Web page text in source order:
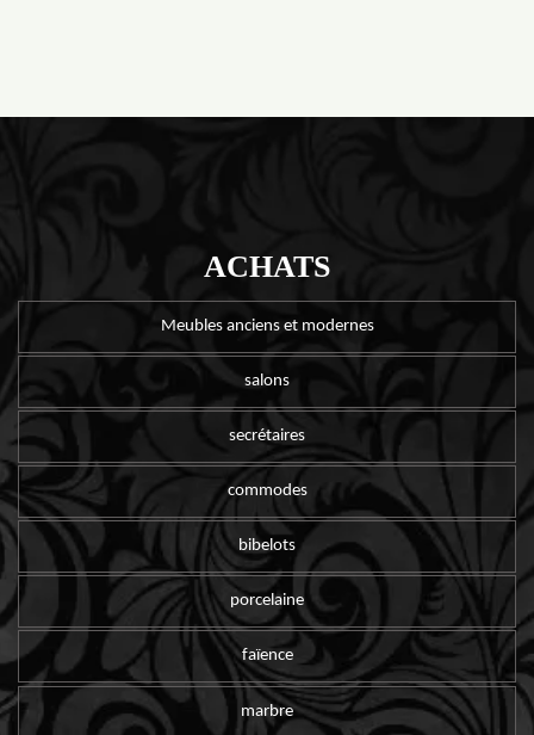
ACHATS
Meubles anciens et modernes
salons
secrétaires
commodes
bibelots
porcelaine
faïence
marbre